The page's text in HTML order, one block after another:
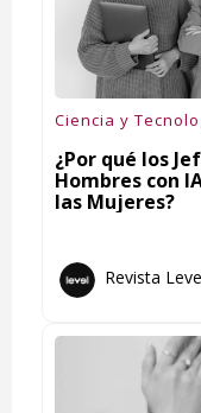
Ciencia y
¿Por qué los
Hombres con
las Mujeres?
Revista